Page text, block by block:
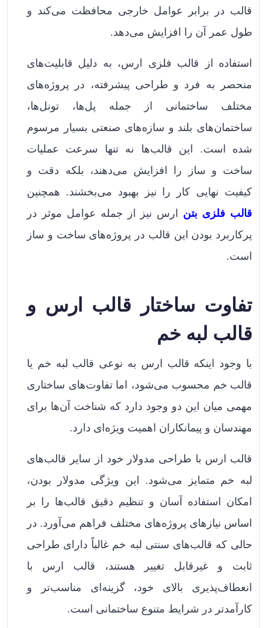
قالب در برابر عوامل خارجی محافظت می‌کند و
طول عمر آن را افزایش می‌دهد.
استفاده از قالب فلزی ارس، به دلیل قابلیت‌های
منحصر به فرد و طراحی پیشرفته، در پروژه‌های
مختلف ساختمانی از جمله پل‌ها، تونل‌ها،
ساختمان‌های بلند و سازه‌های صنعتی بسیار مرسوم
شده است. این قالب‌ها نه تنها سرعت عملیات
ساخت و ساز را افزایش می‌دهند، بلکه دقت و
کیفیت نهایی کار را نیز بهبود می‌بخشند. همچنین
قالب فلزی بتن ارس نیز از جمله عوامل موثر در
پرکاربرد بودن این قالب در پروژه‌های ساخت و ساز
است.
تفاوت ساختار قالب ارس و
قالب لبه خم
با وجود اینکه قالب ارس به نوعی قالب لبه خم یا
قالب خم محسوب می‌شود، اما تفاوت‌های ساختاری
مهمی میان این دو وجود دارد که شناخت آن‌ها برای
مهندسان و پیمانکاران اهمیت ویژه‌ای دارد.
قالب ارس با طراحی مدولار خود از سایر قالب‌های
لبه خم متمایز می‌شود. این ویژگی مدولار بودن،
امکان استفاده آسان و تنظیم دقیق قالب‌ها را بر
اساس نیازهای پروژه‌های مختلف فراهم می‌آورد. در
حالی که قالب‌های سنتی لبه خم غالباً دارای طراحی
ثابت و غیرقابل تغییر هستند، قالب ارس با
انعطاف‌پذیری بالای خود، گزینه‌ای مناسب‌تر و
کارآمدتر در شرایط متنوع ساختمانی است.